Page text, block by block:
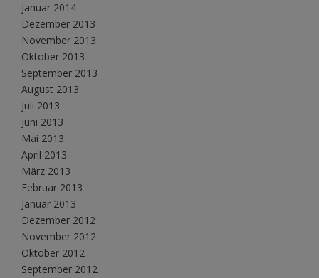
Januar 2014
Dezember 2013
November 2013
Oktober 2013
September 2013
August 2013
Juli 2013
Juni 2013
Mai 2013
April 2013
März 2013
Februar 2013
Januar 2013
Dezember 2012
November 2012
Oktober 2012
September 2012